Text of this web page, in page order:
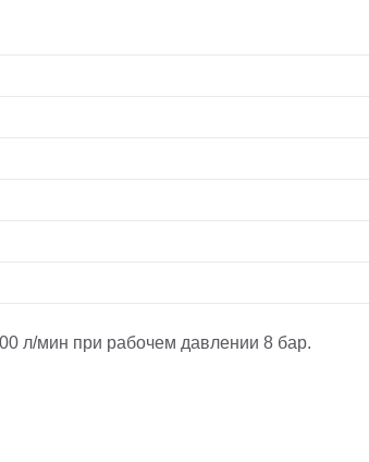
л/мин при рабочем давлении 8 бар.